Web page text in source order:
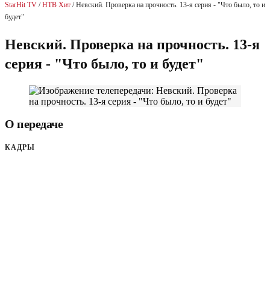
StarHit TV НТВ Хит
Невский. Проверка на прочность. 13-я серия - "Что было, то и
будет"
Невский. Проверка на прочность. 13-я
серия - "Что было, то и будет"
О передаче
КАДРЫ